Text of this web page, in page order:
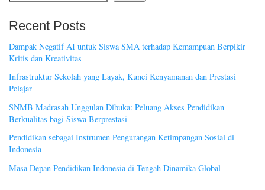
Recent Posts
Dampak Negatif AI untuk Siswa SMA terhadap Kemampuan Berpikir
Kritis dan Kreativitas
Infrastruktur Sekolah yang Layak, Kunci Kenyamanan dan Prestasi
Pelajar
SNMB Madrasah Unggulan Dibuka: Peluang Akses Pendidikan
Berkualitas bagi Siswa Berprestasi
Pendidikan sebagai Instrumen Pengurangan Ketimpangan Sosial di
Indonesia
Masa Depan Pendidikan Indonesia di Tengah Dinamika Global